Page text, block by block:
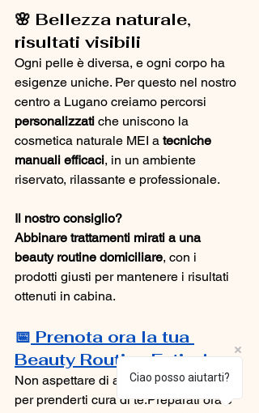
🌸 Bellezza naturale,
risultati visibili
Ogni pelle è diversa, e ogni corpo ha
esigenze uniche. Per questo nel nostro
centro a Lugano creiamo percorsi
personalizzati che uniscono la
cosmetica naturale MEI a tecniche
manuali efficaci, in un ambiente
riservato, rilassante e professionale.
Il nostro consiglio?
Abbinare trattamenti mirati a una
beauty routine domiciliare, con i
prodotti giusti per mantenere i risultati
ottenuti in cabina.
📅 Prenota ora la tua
Beauty Routine Estiva!
Non aspettare di arrivare in spiaggia
per prenderti cura di te.Preparati ora e
Ciao posso aiutarti?